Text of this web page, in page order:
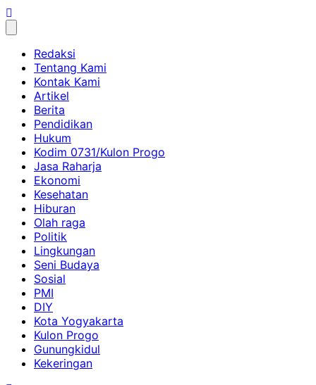
Skip
to
Redaksi
Tentang Kami
Kontak Kami
Artikel
Berita
Pendidikan
Hukum
Kodim 0731/Kulon Progo
Jasa Raharja
Ekonomi
Kesehatan
Hiburan
Olah raga
Politik
Lingkungan
Seni Budaya
Sosial
PMI
DIY
Kota Yogyakarta
Kulon Progo
Gunungkidul
Kekeringan